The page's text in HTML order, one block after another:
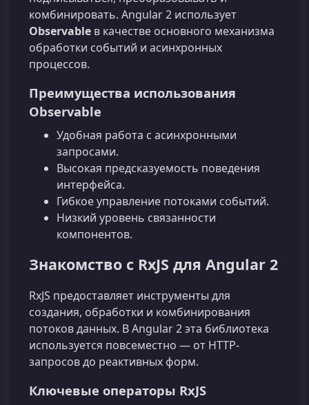
комбинировать. Angular 2 использует
Observable в качестве основного механизма
обработки событий и асинхронных
процессов.
Преимущества использования
Observable
Удобная работа с асинхронными
запросами.
Высокая предсказуемость поведения
интерфейса.
Гибкое управление потоками событий.
Низкий уровень связанности
компонентов.
Знакомство с RxJS для Angular 2
RxJS предоставляет инструменты для
создания, обработки и комбинирования
потоков данных. В Angular 2 эта библиотека
используется повсеместно — от HTTP-
запросов до реактивных форм.
Ключевые операторы RxJS